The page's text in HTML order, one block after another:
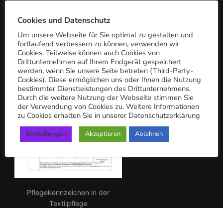
c
h:
Pflegekennzeichen in der
Textilpflege
Cookies und Datenschutz
Um unsere Webseite für Sie optimal zu gestalten und
fortlaufend verbessern zu können, verwenden wir
Cookies. Teilweise können auch Cookies von
Drittunternehmen auf Ihrem Endgerät gespeichert
werden, wenn Sie unsere Seite betreten (Third-Party-
Cookies). Diese ermöglichen uns oder Ihnen die Nutzung
bestimmter Dienstleistungen des Drittunternehmens.
Durch die weitere Nutzung der Webseite stimmen Sie
der Verwendung von Cookies zu. Weitere Informationen
zu Cookies erhalten Sie in unserer Datenschutzerklärung
Einstellungen Akzeptieren Ablehnen